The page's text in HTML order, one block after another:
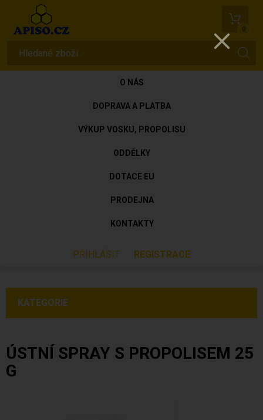
0
O NÁS
DOPRAVA A PLATBA
VÝKUP VOSKU, PROPOLISU
ODDĚLKY
DOTACE EU
PRODEJNA
KONTAKTY
PŘIHLÁSIT REGISTRACE
KATEGORIE
ÚSTNÍ SPRAY S PROPOLISEM 25
G